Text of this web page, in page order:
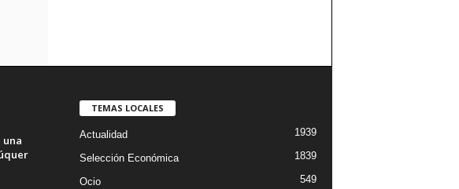
una
TEMAS LOCALES
Actualidad 1939
Selección Económica 1839
Ocio 549